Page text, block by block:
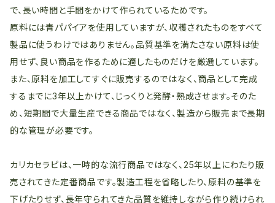
で、長い時間と手間をかけて作られているためです。
原料には青パパイアを使用していますが、収穫されたものをすべて
製品に使うわけではありません。品質基準を満たさない原料は使
用せず、良い商品を作るために適したものだけを厳選しています。
また、原料を加工してすぐに販売するのではなく、商品として完成
するまでに3年以上かけて、じっくりと発酵・熟成させます。そのた
め、短期間で大量生産できる商品ではなく、製造から販売まで長期
的な管理が必要です。
カリカセラピは、一時的な流行商品ではなく、25年以上にわたり販
売されてきた定番商品です。製造工程を省略したり、原料の基準を
下げたりせず、長年守られてきた品質を維持しながら作り続けられ